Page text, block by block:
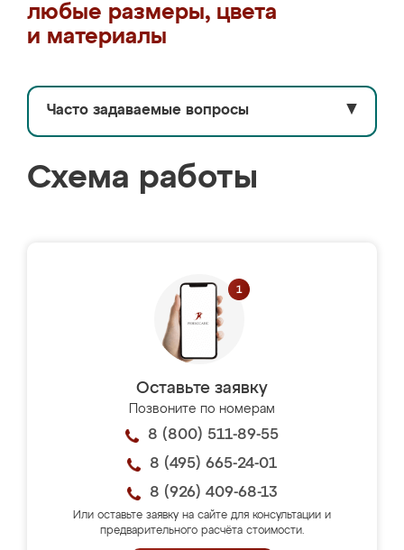
любые размеры, цвета
и материалы
Часто задаваемые вопросы ▼
Схема работы
Оставьте заявку
Позвоните по номерам
8 (800) 511-89-55
8 (495) 665-24-01
8 (926) 409-68-13
Или оставьте заявку на сайте для консультации и
предварительного расчёта стоимости.